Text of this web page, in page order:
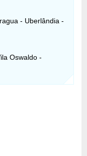
- Uberlândia -
Oswaldo -